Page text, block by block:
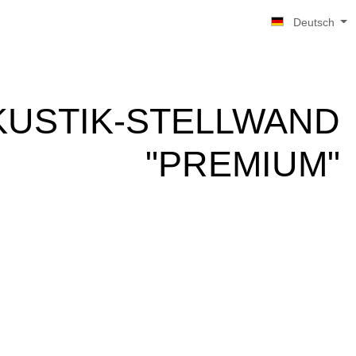
Deutsch
STELLWAND
"PREMIUM"